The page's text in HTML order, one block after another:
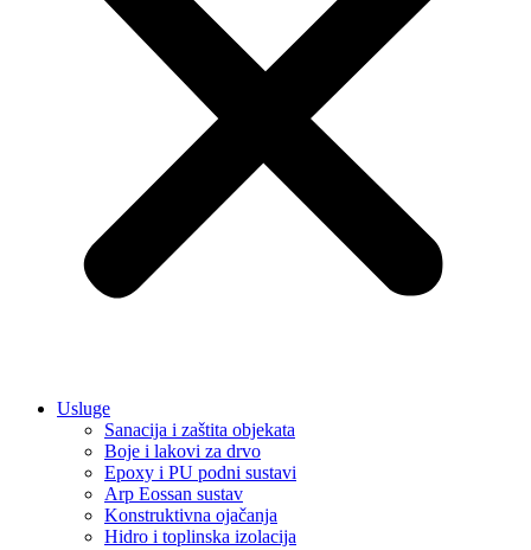
Usluge
Sanacija i zaštita objekata
Boje i lakovi za drvo
Epoxy i PU podni sustavi
Arp Eossan sustav
Konstruktivna ojačanja
Hidro i toplinska izolacija